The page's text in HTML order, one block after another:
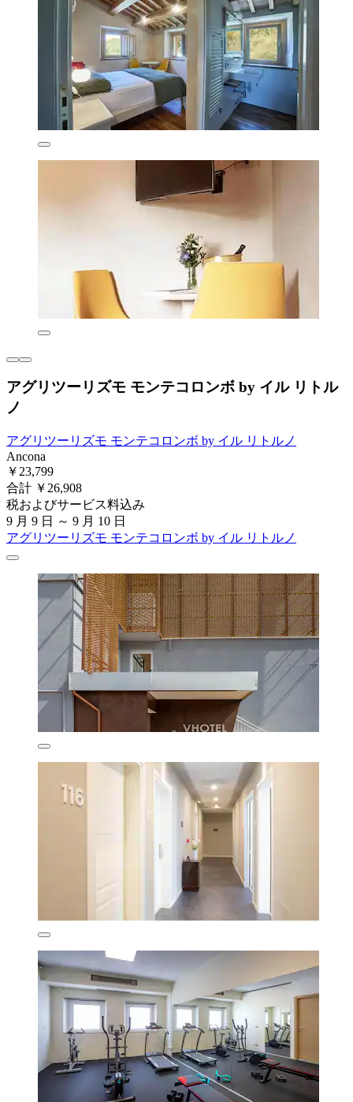
アグリツーリズモ モンテコロンボ by イル リトル
ノ
アグリツーリズモ モンテコロンボ by イル リトルノ
Ancona
￥23,799
合計 ￥26,908
税およびサービス料込み
9 月 9 日 ～ 9 月 10 日
アグリツーリズモ モンテコロンボ by イル リトルノ